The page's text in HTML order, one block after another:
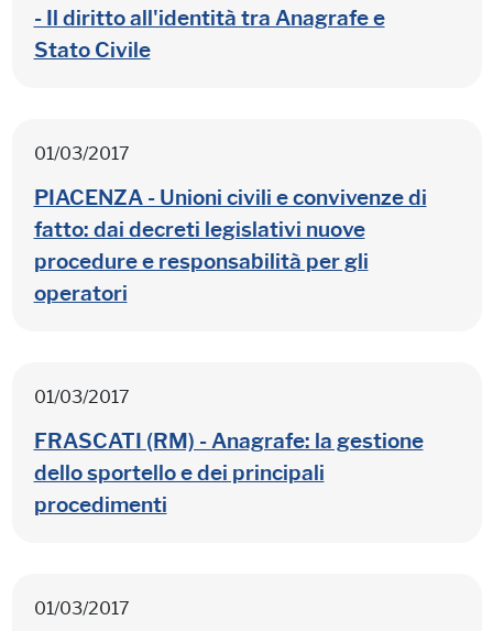
- Il diritto all'identità tra Anagrafe e
Stato Civile
01/03/2017
PIACENZA - Unioni civili e convivenze di
fatto: dai decreti legislativi nuove
procedure e responsabilità per gli
operatori
01/03/2017
FRASCATI (RM) - Anagrafe: la gestione
dello sportello e dei principali
procedimenti
01/03/2017